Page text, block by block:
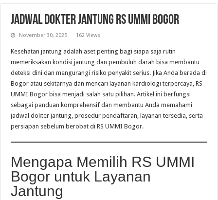
Jadwal Dokter Jantung RS Ummi Bogor
November 30, 2025 162 Views
Kesehatan jantung adalah aset penting bagi siapa saja rutin
memeriksakan kondisi jantung dan pembuluh darah bisa membantu
deteksi dini dan mengurangi risiko penyakit serius. Jika Anda berada di
Bogor atau sekitarnya dan mencari layanan kardiologi terpercaya, RS
UMMI Bogor bisa menjadi salah satu pilihan. Artikel ini berfungsi
sebagai panduan komprehensif dan membantu Anda memahami
jadwal dokter jantung, prosedur pendaftaran, layanan tersedia, serta
persiapan sebelum berobat di RS UMMI Bogor.
Mengapa Memilih RS UMMI
Bogor untuk Layanan
Jantung